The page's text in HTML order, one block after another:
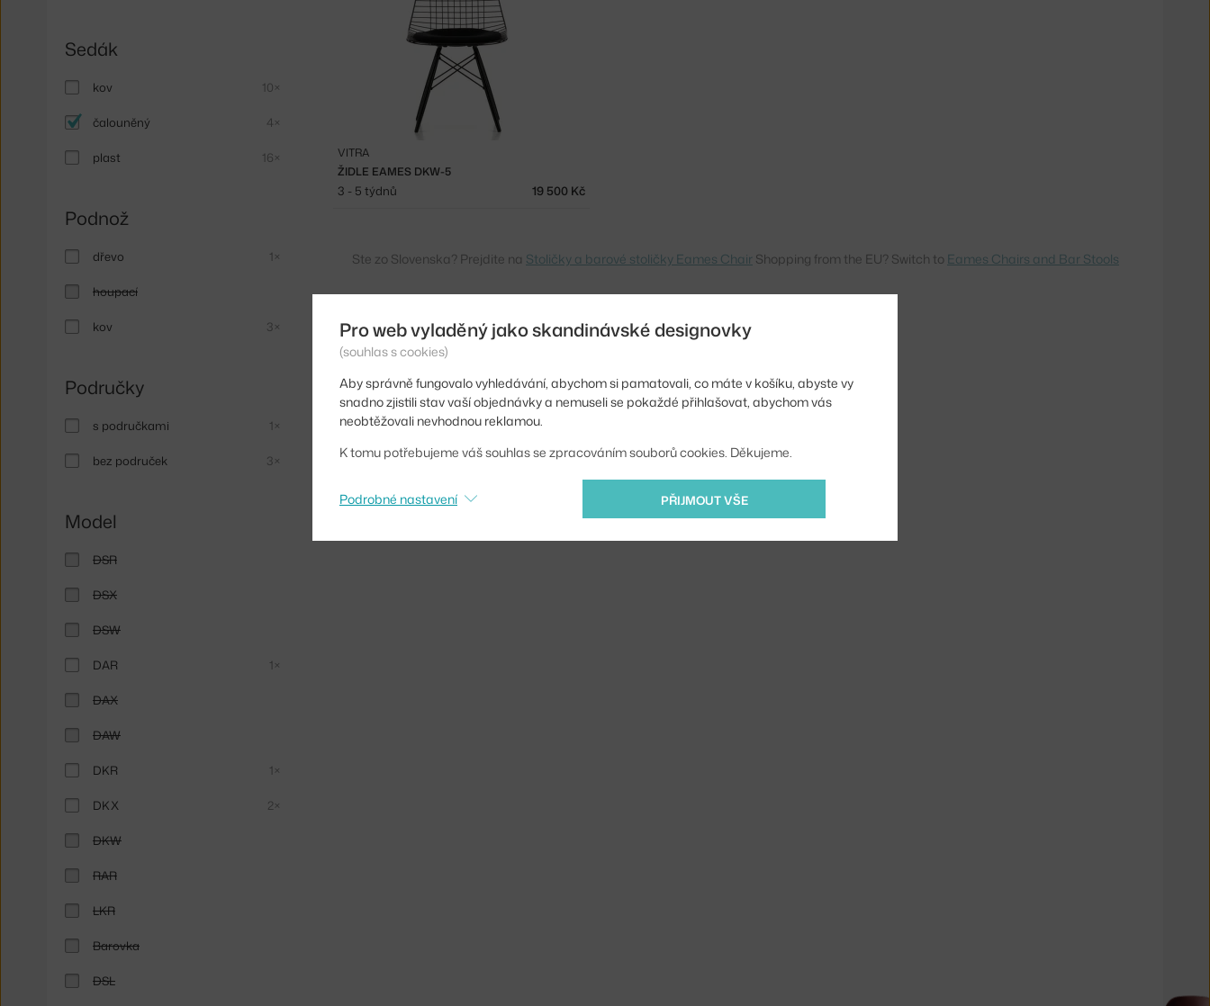
Sedák
kov 10×
čalouněný 4×
plast 16×
Podnož
dřevo 1×
houpací
kov 3×
Područky
s područkami 1×
bez područek 3×
Model
DSR
DSX
DSW
DAR 1×
DAX
DAW
DKR 1×
DKX 2×
DKW
RAR
LKR
Barovka
DSL
ŽIDLE EAMES DKW-5
VITRA
3 - 5 týdnů 19 500 Kč
Ste zo Slovenska? Prejdite na Stoličky a barové stoličky Eames Chair Shopping from the EU? Switch to Eames Chairs and Bar Stools
Pro web vyladěný jako skandinávské designovky
(souhlas s cookies)
Aby správně fungovalo vyhledávání, abychom si pamatovali, co máte v košíku, abyste vy
snadno zjistili stav vaší objednávky a nemuseli se pokaždé přihlašovat, abychom vás
neobtěžovali nevhodnou reklamou.
K tomu potřebujeme váš souhlas se zpracováním souborů cookies. Děkujeme.
PŘIJMOUT VŠE
Podrobné nastavení